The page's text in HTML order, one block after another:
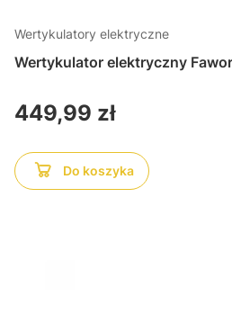
Wertykulatory elektryczne
Wertykulator elektryczny
Cena
449,99 zł
Do koszyka